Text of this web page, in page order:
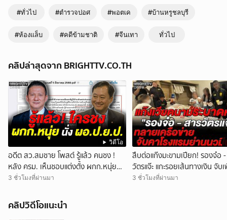
#ทั่วไป #ตำรวจปอศ #พอตเค #บ้านหรูชลบุรี
#ห้องแล็บ #คดีข้ามชาติ #จีนเทา ทั่วไป
คลิปล่าสุดจาก BRIGHTTV.CO.TH
วิดีโอ
อดีต สว.สมชาย โพสต์ รู้แล้ว คนชง !
หลัง ครม. เห็นชอบแต่งตั้ง ผกก.หนุ่ย
นั่ง ผอ.สำนักงาน ป.ย.ป.
3 ชั่วโมงที่ผ่านมา
สืบต่อแก๊งมะขามเปียก! รองจ๋อ
วัตรแจ๊ะ แกะรอยเส้นทางเงิน จับ
หิ้ว 1.5 แสน ยัดสินบน
3 ชั่วโมงที่ผ่านมา
คลิปวิดีโอแนะนำ